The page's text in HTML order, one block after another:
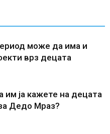
може да има и
врз децата
им ја кажете на децата
Дедо Мраз?